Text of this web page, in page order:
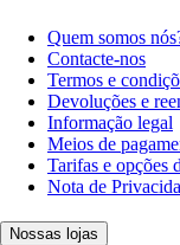
Quem somos
Contacte-nos
Termos e
Devoluções e
Informação legal
Meios de
Tarifas e opções
Nota de
Nossas lojas